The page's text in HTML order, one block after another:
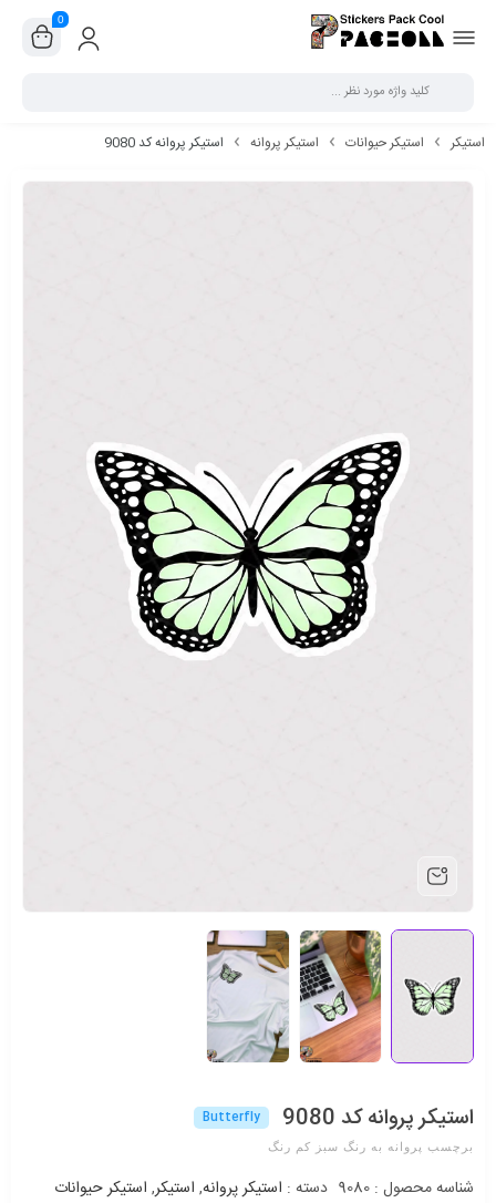
0
استیکر استیکر حیوانات استیکر پروانه استیکر پروانه کد 9080
استیکر پروانه کد 9080 Butterfly
برچسب پروانه به رنگ سبز کم رنگ
شناسه محصول : 9080 دسته : استیکر پروانه, استیکر, استیکر حیوانات